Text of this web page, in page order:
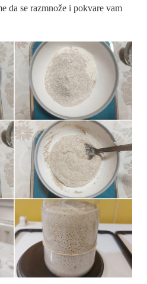
da se razmnože i pokvare vam